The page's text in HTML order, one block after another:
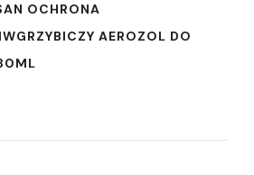
OCHRONA
AEROZOL DO